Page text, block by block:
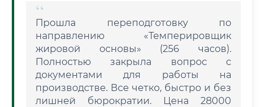
Прошла переподготовку по
направлению «Темперировщик
жировой основы» (256 часов).
Полностью закрыла вопрос с
документами для работы на
производстве. Все четко, быстро и без
лишней бюрократии. Цена 28000